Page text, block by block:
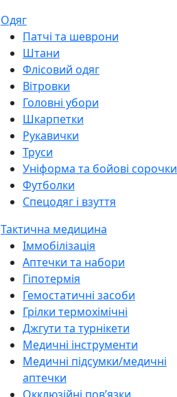
Одяг
Патчі та шеврони
Штани
Флісовий одяг
Вітровки
Головні убори
Шкарпетки
Рукавички
Труси
Уніформа та бойові сорочки
Футболки
Спецодяг і взуття
Тактична медицина
Іммобілізація
Аптечки та набори
Гіпотермія
Гемостатичні засоби
Грілки термохімічні
Джгути та турнікети
Медичні інструменти
Медичні підсумки/медичні
аптечки